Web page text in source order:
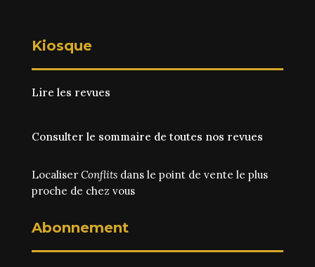
Kiosque
Lire les revues
Consulter le sommaire de toutes nos revues
Localiser Conflitsdans le point de vente le plus
proche de chez vous
Abonnement